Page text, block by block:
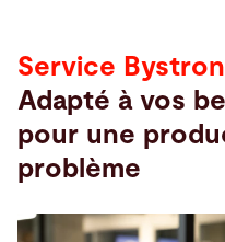
Service
Adapté à vos
pour une
problème